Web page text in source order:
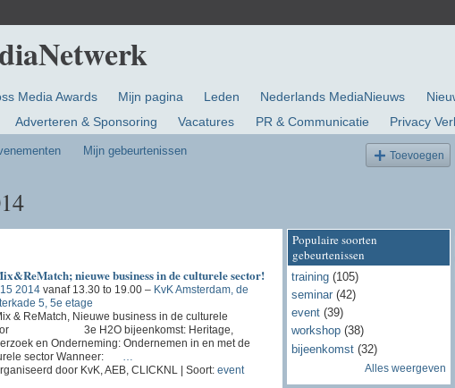
Media Awards Mijn pagina Leden Nederlands MediaNieuws
Adverteren & Sponsoring Vacatures PR & Communicatie Privacy
Mijn gebeurtenissen Toevoegen
nieuwe business in de culturele sector!
2014vanaf 13.30 to 19.00 – KvK Amsterdam, de
5, 5e etage
& ReMatch, Nieuwe business in de culturele
3e H2O bijeenkomst: Heritage,
en Onderneming: Ondernemen in en met de
sector Wanneer:
…
door KvK, AEB, CLICKNL | Soort: event
Populaire soorten
gebeurtenissen
training(105)
seminar(42)
event(39)
workshop(38)
bijeenkomst(32)
Alles weergeven